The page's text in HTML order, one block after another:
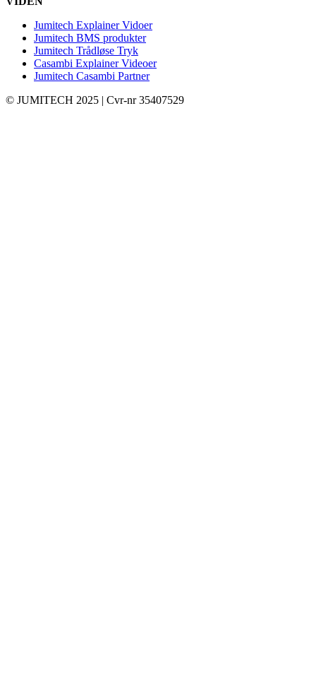
Jumitech Explainer Vidoer
Jumitech BMS produkter
Jumitech Trådløse Tryk
Casambi Explainer Videoer
Jumitech Casambi Partner
© JUMITECH 2025 | Cvr-nr 35407529